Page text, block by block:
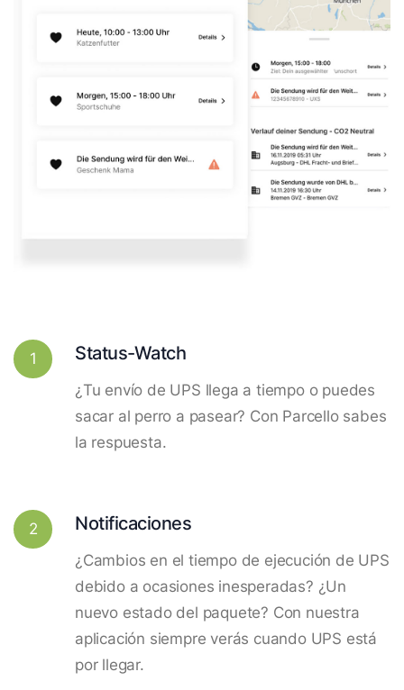
1 Status-Watch
¿Tu envío de UPS llega a tiempo o puedes
sacar al perro a pasear? Con Parcello sabes
la respuesta.
2 Notificaciones
¿Cambios en el tiempo de ejecución de UPS
debido a ocasiones inesperadas? ¿Un
nuevo estado del paquete? Con nuestra
aplicación siempre verás cuando UPS está
por llegar.